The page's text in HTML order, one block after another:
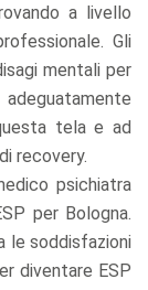
a livello
Gli
mentali per
tela e ad
recovery.
psichiatra
per Bologna.
le soddisfazioni
diventare ESP